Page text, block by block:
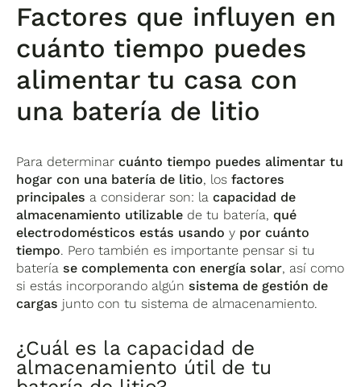
Factores que influyen en
cuánto tiempo puedes
alimentar tu casa con
una batería de litio
Para determinarcuánto tiempo puedes alimentar tu
hogar con una batería de litio, losfactores
principales a considerar son: lacapacidad de
almacenamiento utilizable de tu batería, qué
electrodomésticos estás usandoy por cuánto
tiempo. Pero también es importante pensar si tu
bateríase complementa con energía solar, así como
si estás incorporando algúnsistema de gestión de
cargas junto con tu sistema de almacenamiento.
¿Cuál es la capacidad de
almacenamiento útil de tu